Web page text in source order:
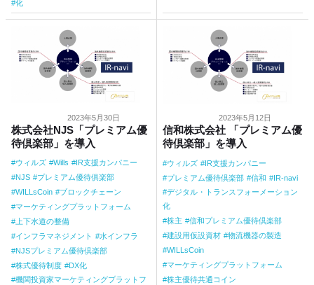
化
2023年5月30日
株式会社NJS「プレミアム優
待倶楽部」を導入
ウィルズ Wills
IR支援カンパニー
NJS
プレミアム優待俱楽部
WILLsCoin
ブロックチェーン
マーケティングプラットフォーム
上下水道の整備
インフラマネジメント
水インフラ
NJSプレミアム優待倶楽部
株式優待制度
DX化
機関投資家マーケティングプラットフ
2023年5月12日
信和株式会社 「プレミアム優
待倶楽部」を導入
ウィルズ
IR支援カンパニー
プレミアム優待倶楽部
信和
IR-navi
デジタル・トランスフォーメーション
化
株主
信和プレミアム優待倶楽部
建設用仮設資材
物流機器の製造
WILLsCoin
マーケティングプラットフォーム
株主優待共通コイン